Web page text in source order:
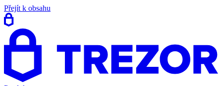
Přejít k obsahu